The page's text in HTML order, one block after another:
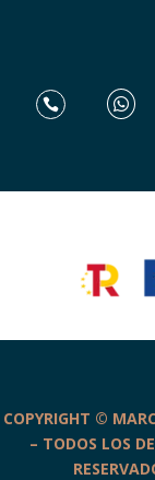
 
COPYRIGHT ©
– TODOS LOS